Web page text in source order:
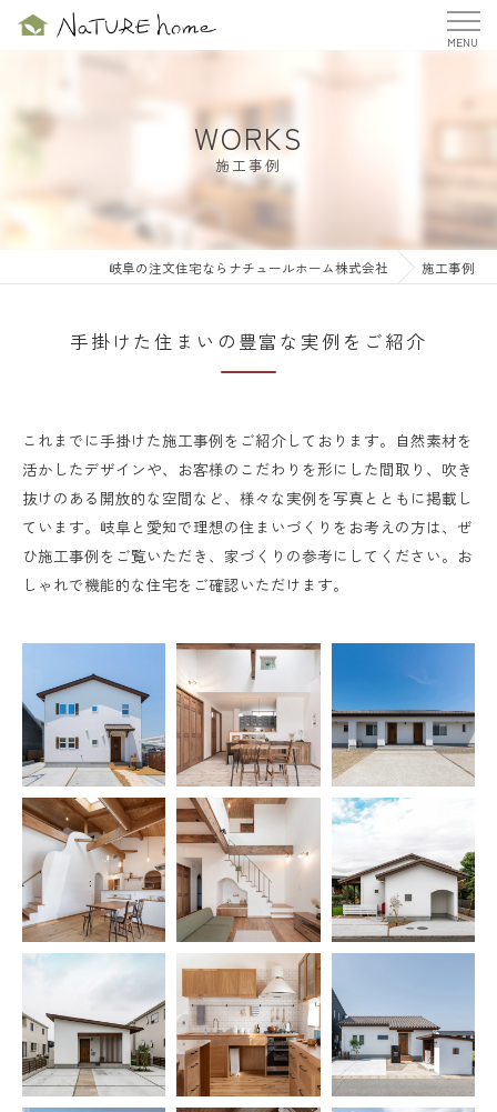
WORKS
施工事例
岐阜の注文住宅ならナチュールホーム株式会社 施工事例
手掛けた住まいの豊富な実例をご紹介
これまでに手掛けた施工事例をご紹介しております。自然素材を
活かしたデザインや、お客様のこだわりを形にした間取り、吹き
抜けのある開放的な空間など、様々な実例を写真とともに掲載し
ています。岐阜と愛知で理想の住まいづくりをお考えの方は、ぜ
ひ施工事例をご覧いただき、家づくりの参考にしてください。お
しゃれで機能的な住宅をご確認いただけます。